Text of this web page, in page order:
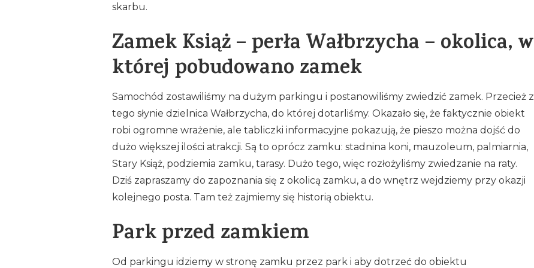
skarbu.
Zamek Książ – perła Wałbrzycha – okolica, w
której pobudowano zamek
Samochód zostawiliśmy na dużym parkingu i postanowiliśmy zwiedzić zamek. Przecież z
tego słynie dzielnica Wałbrzycha, do której dotarliśmy. Okazało się, że faktycznie obiekt
robi ogromne wrażenie, ale tabliczki informacyjne pokazują, że pieszo można dojść do
dużo większej ilości atrakcji. Są to oprócz zamku: stadnina koni, mauzoleum, palmiarnia,
Stary Książ, podziemia zamku, tarasy. Dużo tego, więc rozłożyliśmy zwiedzanie na raty.
Dziś zapraszamy do zapoznania się z okolicą zamku, a do wnętrz wejdziemy przy okazji
kolejnego posta. Tam też zajmiemy się historią obiektu.
Park przed zamkiem
Od parkingu idziemy w stronę zamku przez park i aby dotrzeć do obiektu